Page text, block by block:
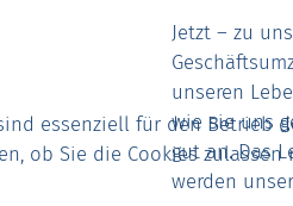
Jetzt – zu
unseren
wie sie uns
gut an. Das
werden
essenziell für den Betrieb
ob Sie die Cookies